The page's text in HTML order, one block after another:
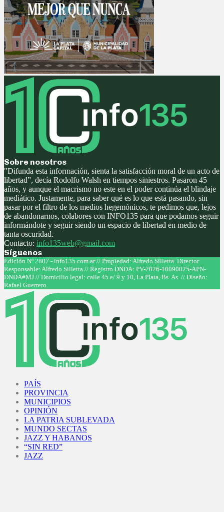
Sobre nosotros
"Difunda esta información, sienta la satisfacción moral de un acto de
libertad”, decía Rodolfo Walsh en tiempos siniestros. Pasaron 45
años, y aunque el macrismo no este en el poder continúa el blindaje
mediático. Justamente, para saber qué es lo que está pasando, sin
pasar por el filtro de los medios hegemónicos, te pedimos que, lejos
de abandonarnos, colabores con INFO135 para que podamos seguir
informándote y seguir siendo un espacio de libertad en medio de
tanta oscuridad.
Contacto: info135web@gmail.com
Síguenos
Facebook
Twitter
Instagram
Youtube
Edición Nº 2807 - info135.com.ar // Propiedad: Alfredo Silletta. Director
Responsable: Alfredo Silletta // Registro DNDA: PV-2026-10090025-APN-
DNDA#MJ // Domicilio legal: calle 45 e/ 9 y 10, La Plata, Bs. As. // Diseño:
Rafael Guerrero
PAÍS
PROVINCIA
MUNICIPIOS
OPINIÓN
LA PATRIA SUBLEVADA
MUNDO SECTAS
JAZZ Y HABANOS
“SIN RED”
JAZZ